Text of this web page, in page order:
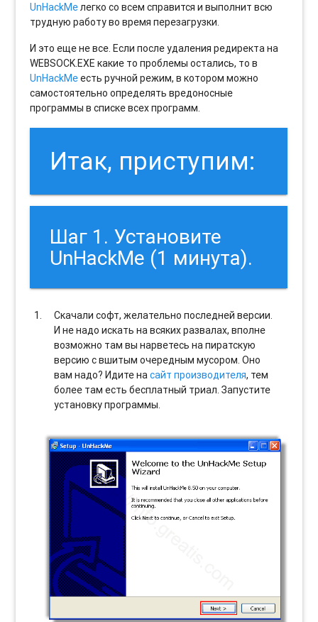
UnHackMeлегко со всем справится и выполнит всю
трудную работу во время перезагрузки.
И это еще не все. Если после удаления редиректа на
WEBSOCK.EXE какие то проблемы остались, то в
UnHackMeесть ручной режим, в котором можно
самостоятельно определять вредоносные
программы в списке всех программ.
Итак, приступим:
Шаг 1. Установите
UnHackMe (1 минута).
Скачали софт, желательно последней версии.
И не надо искать на всяких развалах, вполне
возможно там вы нарветесь на пиратскую
версию с вшитым очередным мусором. Оно
вам надо? Идите насайт производителя, тем
более там есть бесплатный триал. Запустите
установку программы.